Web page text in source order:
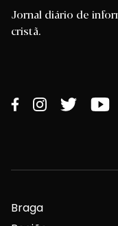
Jornal diário de
cristã.
Braga